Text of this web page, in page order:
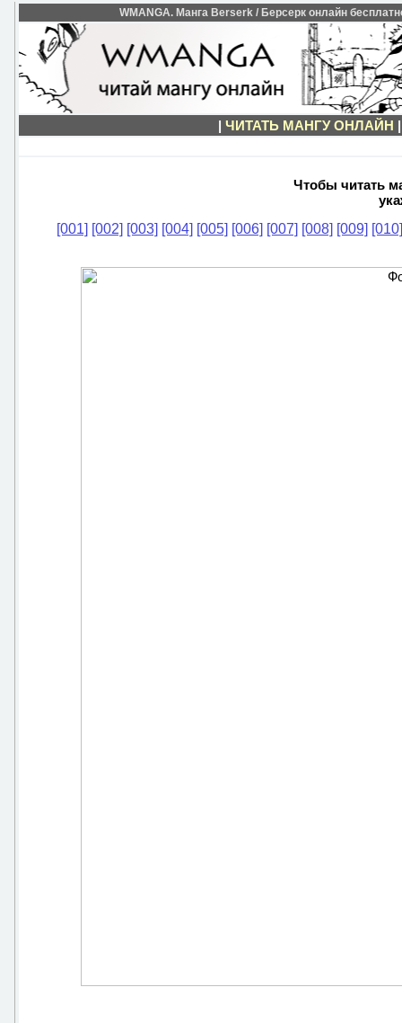
WMANGA. Манга Berserk / Берсерк онлайн
| ЧИТАТЬ МАНГУ ОНЛАЙН
Чтобы читать
[001] [002] [003] [004] [005] [006] [007] [008] [009] [010]